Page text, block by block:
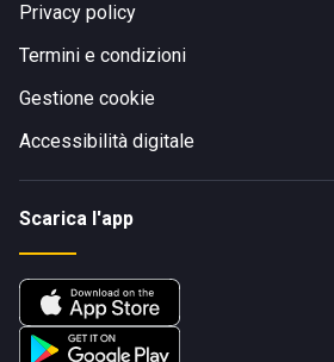
Privacy policy
Termini e condizioni
Gestione cookie
Accessibilità digitale
Scarica l'app